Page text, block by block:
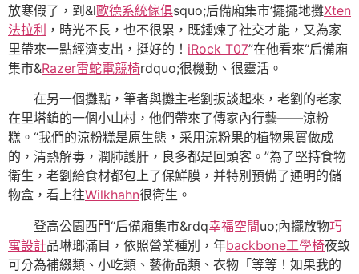
放寒假了，到&l歐德系統傢俱squo;后備廂集市’擺擺地攤Xten
法拉利 ，時光不長，也不很累，既錘煉了社交才能，又為家
里帶來一點經濟支出，挺好的！ iRock T07”在他看來“后備廂
集市&Razer雷蛇電競椅rdquo;很機動、很靈活。
在另一個攤點，筆者與攤主老劉扳談起來，老劉的老家
在里塔鎮的一個小山村，他們帶來了傳家內行藝——涼粉
糕。“我們的涼粉糕是原生態，采用涼粉果的植物果實做成
的，清熱解毒，潤肺護肝，良多都是回頭客。”為了堅持食物
衛生，老劉給食材都包上了保鮮膜，并特別預備了通明的儲
物盒，看上往Wilkhahn很衛生。
登高公園西門“后備廂集市&rdq幸福空間uo;內擺放物巧
寓設計品琳瑯滿目，依照營業種別，年backbone工學椅夜致
可分為補綴類、小吃類、藝術品類、衣物「等等！如果我的